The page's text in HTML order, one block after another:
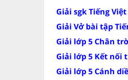
Giải sgk Tiếng
Giải Vở bài tập
Giải lớp 5 Chân
Giải lớp 5 Kết nối
Giải lớp 5 Cánh